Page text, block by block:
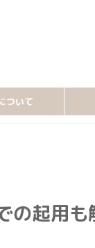
ついて
の起用も